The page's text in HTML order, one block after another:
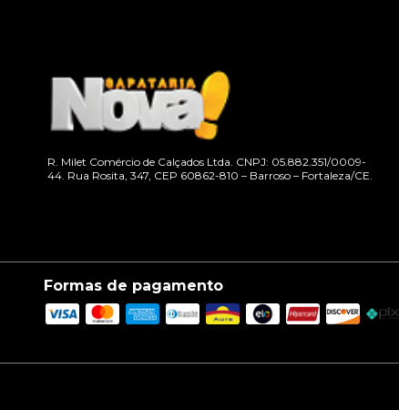
R. Milet Comércio de Calçados Ltda. CNPJ: 05.882.351/0009-
44. Rua Rosita, 347, CEP 60862-810 – Barroso – Fortaleza/CE.
Formas de pagamento